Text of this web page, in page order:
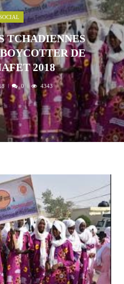
TCHADIENNES
DE
2018
0 4343